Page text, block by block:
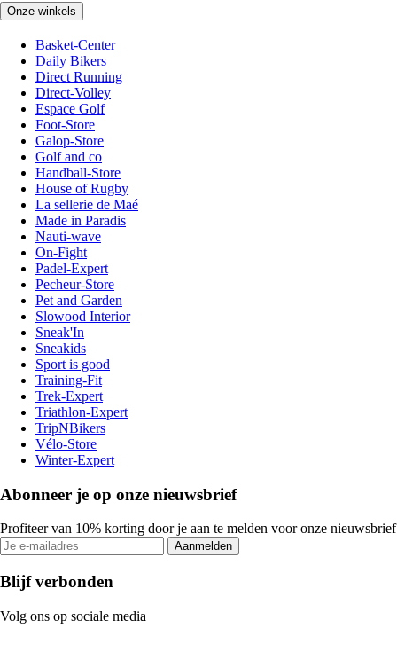
Onze winkels
Basket-Center
Daily Bikers
Direct Running
Direct-Volley
Espace Golf
Foot-Store
Galop-Store
Golf and co
Handball-Store
House of Rugby
La sellerie de Maé
Made in Paradis
Nauti-wave
On-Fight
Padel-Expert
Pecheur-Store
Pet and Garden
Slowood Interior
Sneak'In
Sneakids
Sport is good
Training-Fit
Trek-Expert
Triathlon-Expert
TripNBikers
Vélo-Store
Winter-Expert
Abonneer je op onze nieuwsbrief
Profiteer van 10% korting door je aan te melden voor onze nieuwsbrief
Aanmelden
Blijf verbonden
Volg ons op sociale media